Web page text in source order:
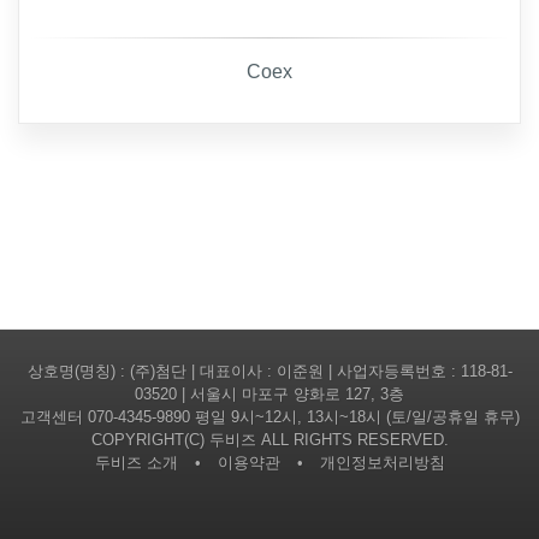
Coex
상호명(명칭) : (주)첨단 | 대표이사 : 이준원 | 사업자등록번호 : 118-81-
03520 | 서울시 마포구 양화로 127, 3층
고객센터 070-4345-9890평일 9시~12시, 13시~18시 (토/일/공휴일 휴무)
COPYRIGHT(C) 두비즈 ALL RIGHTS RESERVED.
두비즈 소개
• 이용약관 • 개인정보처리방침